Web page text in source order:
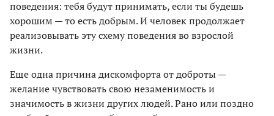
поведения: тебя будут принимать, если ты будешь
хорошим — то есть добрым. И человек продолжает
реализовывать эту схему поведения во взрослой
жизни.
Еще одна причина дискомфорта от доброты —
желание чувствовать свою незаменимость и
значимость в жизни других людей. Рано или поздно